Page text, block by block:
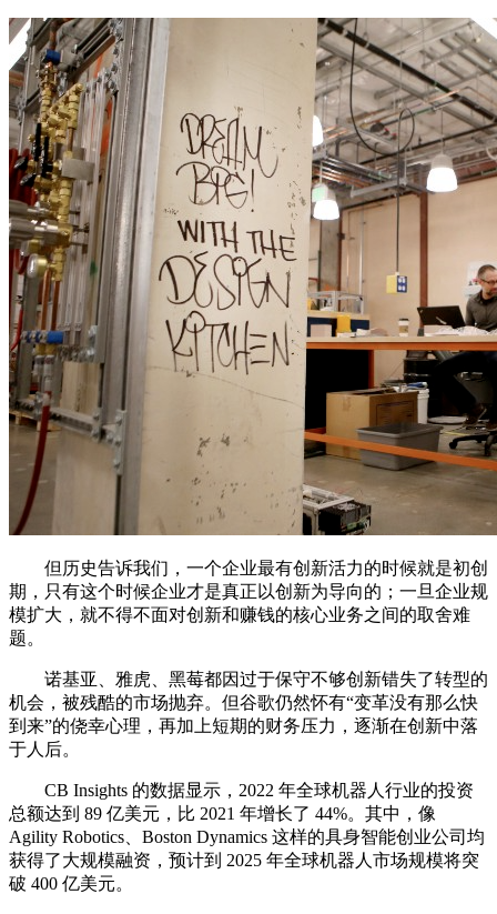
但历史告诉我们，一个企业最有创新活力的时候就是初创
期，只有这个时候企业才是真正以创新为导向的；一旦企业规
模扩大，就不得不面对创新和赚钱的核心业务之间的取舍难
题。
诺基亚、雅虎、黑莓都因过于保守不够创新错失了转型的
机会，被残酷的市场抛弃。但谷歌仍然怀有“变革没有那么快
到来”的侥幸心理，再加上短期的财务压力，逐渐在创新中落
于人后。
CB Insights 的数据显示，2022 年全球机器人行业的投资
总额达到 89 亿美元，比 2021 年增长了 44%。其中，像
Agility Robotics、Boston Dynamics 这样的具身智能创业公司均
获得了大规模融资，预计到 2025 年全球机器人市场规模将突
破 400 亿美元。